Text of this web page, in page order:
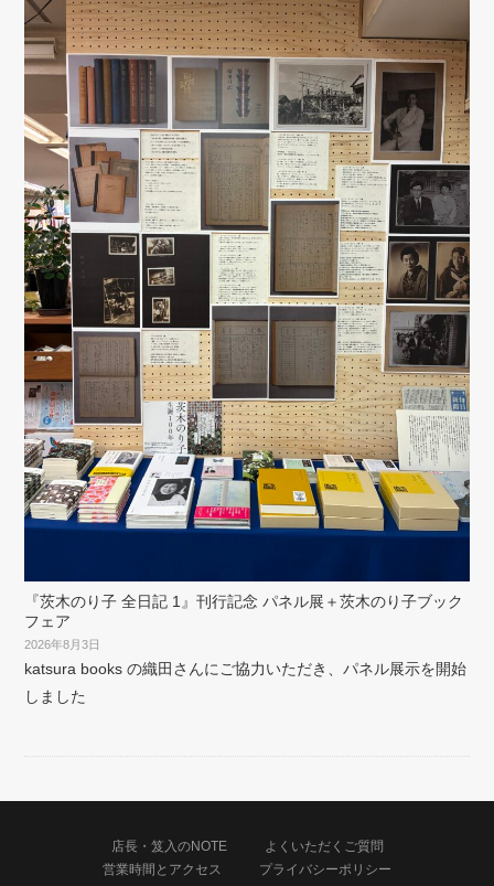
『茨木のり子 全日記 1』刊行記念 パネル展＋茨木のり子ブック
フェア
2026年8月3日
katsura books の織田さんにご協力いただき、パネル展示を開始
しました
店長・笈入のNOTE
よくいただくご質問
営業時間とアクセス
プライバシーポリシー